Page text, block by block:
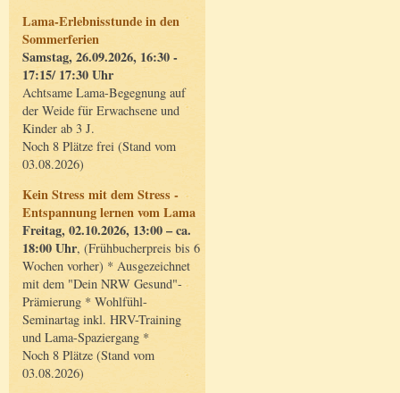
Lama-Erlebnisstunde in den
Sommerferien
Samstag, 26.09.2026, 16:30 -
17:15/ 17:30 Uhr
Achtsame Lama-Begegnung auf
der Weide für Erwachsene und
Kinder ab 3 J.
Noch 8 Plätze frei (Stand vom
03.08.2026)
Kein Stress mit dem Stress -
Entspannung lernen vom Lama
Freitag, 02.10.2026, 13:00 – ca.
18:00 Uhr, (Frühbucherpreis bis 6
Wochen vorher) * Ausgezeichnet
mit dem "Dein NRW Gesund"-
Prämierung * Wohlfühl-
Seminartag inkl. HRV-Training
und Lama-Spaziergang *
Noch 8 Plätze (Stand vom
03.08.2026)